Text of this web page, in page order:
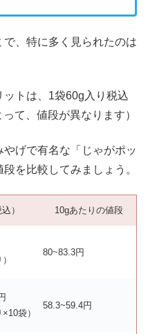
、特に多く見られたのは
トは、1袋60g入り税込
て、値段が異なります）
げで有名な「じゃがポッ
を比較してみましょう。
） 10gあたりの値段
80~83.3円
袋）
58.3~59.4円